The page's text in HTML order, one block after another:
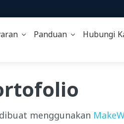
Panduan Hubungi
menggunakan